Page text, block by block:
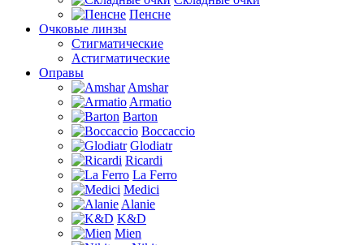
Пенсне
Очковые линзы
Стигматические
Астигматические
Оправы
Amshar
Armatio
Barton
Boccaccio
Glodiatr
Ricardi
La Ferro
Medici
Alanie
K&D
Mien